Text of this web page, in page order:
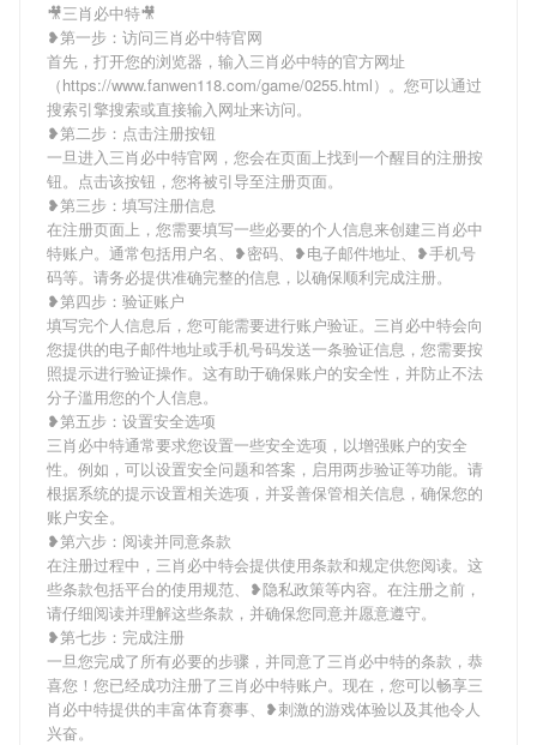
🎥三肖必中特🎥
❥第一步：访问三肖必中特官网
首先，打开您的浏览器，输入三肖必中特的官方网址
（https://www.fanwen118.com/game/0255.html）。您可以通过
搜索引擎搜索或直接输入网址来访问。
❥第二步：点击注册按钮
一旦进入三肖必中特官网，您会在页面上找到一个醒目的注册按
钮。点击该按钮，您将被引导至注册页面。
❥第三步：填写注册信息
在注册页面上，您需要填写一些必要的个人信息来创建三肖必中
特账户。通常包括用户名、❥密码、❥电子邮件地址、❥手机号
码等。请务必提供准确完整的信息，以确保顺利完成注册。
❥第四步：验证账户
填写完个人信息后，您可能需要进行账户验证。三肖必中特会向
您提供的电子邮件地址或手机号码发送一条验证信息，您需要按
照提示进行验证操作。这有助于确保账户的安全性，并防止不法
分子滥用您的个人信息。
❥第五步：设置安全选项
三肖必中特通常要求您设置一些安全选项，以增强账户的安全
性。例如，可以设置安全问题和答案，启用两步验证等功能。请
根据系统的提示设置相关选项，并妥善保管相关信息，确保您的
账户安全。
❥第六步：阅读并同意条款
在注册过程中，三肖必中特会提供使用条款和规定供您阅读。这
些条款包括平台的使用规范、❥隐私政策等内容。在注册之前，
请仔细阅读并理解这些条款，并确保您同意并愿意遵守。
❥第七步：完成注册
一旦您完成了所有必要的步骤，并同意了三肖必中特的条款，恭
喜您！您已经成功注册了三肖必中特账户。现在，您可以畅享三
肖必中特提供的丰富体育赛事、❥刺激的游戏体验以及其他令人
兴奋。